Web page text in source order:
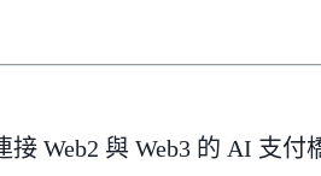
接 Web2 與 Web3 的 AI 支付